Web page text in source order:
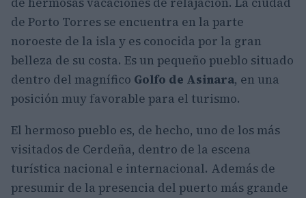
de Porto Torres se encuentra en la parte
noroeste de la isla y es conocida por la gran
belleza de su costa. Es un pequeño pueblo situado
dentro del magnífico Golfo de Asinara, en una
posición muy favorable para el turismo.
El hermoso pueblo es, de hecho, uno de los más
visitados de Cerdeña, dentro de la escena
turística nacional e internacional. Además de
presumir de la presencia del puerto más grande